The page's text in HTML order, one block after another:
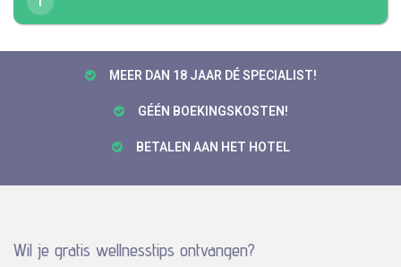
MEER DAN 18 JAAR DÉ SPECIALIST!
GÉÉN BOEKINGSKOSTEN!
BETALEN AAN HET HOTEL
Wil je gratis wellnesstips ontvangen?